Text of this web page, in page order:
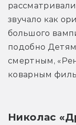
звучало как
большого
подобно
смертным,
коварным
Николас